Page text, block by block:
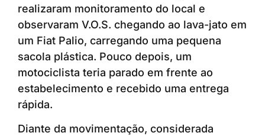
realizaram monitoramento do local e
observaram V.O.S. chegando ao lava-jato em
um Fiat Palio, carregando uma pequena
sacola plástica. Pouco depois, um
motociclista teria parado em frente ao
estabelecimento e recebido uma entrega
rápida.
Diante da movimentação, considerada